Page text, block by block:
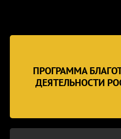
ПРОГРАММА
ДЕЯТЕЛЬНОСТИ